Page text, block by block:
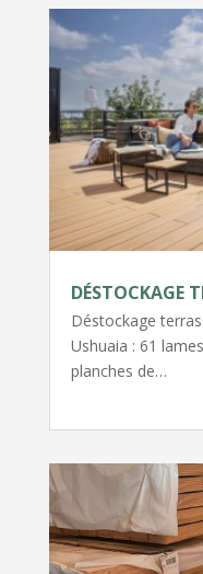
DÉSTOCKAGE
Déstockage
Ushuaia : 61
planches de…